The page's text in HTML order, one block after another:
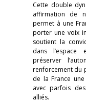
Cette double
affirmation de
permet à une
porter une voix
soutient la
dans l’espace
préserver
renforcement du
de la France
avec parfois
alliés.